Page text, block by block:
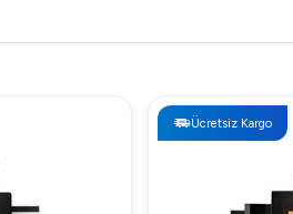
Ücretsiz Kargo